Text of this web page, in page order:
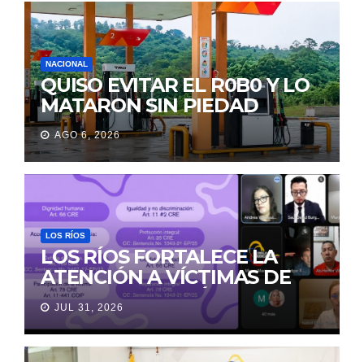
NACIONAL
QUISO EVITAR EL R0B0 Y LO
MATARON SIN PIEDAD
AGO 6, 2026
LOS RÍOS
LOS RÍOS FORTALECE LA
ATENCIÓN A VÍCTIMAS DE
VIOLENCIA DE GÉNERO
PARA EVITAR LA
REVICTIMIZACIÓN
JUL 31, 2026